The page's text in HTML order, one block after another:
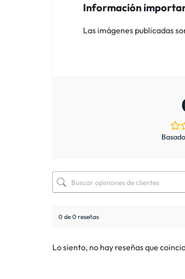
Información
Las imágenes publicadas
0 de 0 reseñas
Lo siento, no hay reseñas que